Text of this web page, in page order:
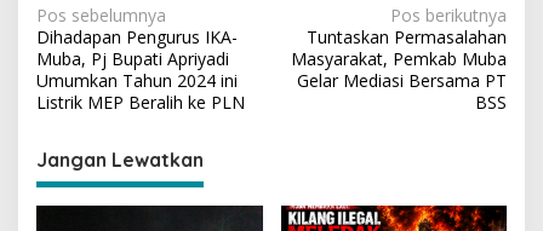
N
a
v
g
a
Pos sebelumnya
Dihadapan Pengurus IKA-
Muba, Pj Bupati Apriyadi
Umumkan Tahun 2024 ini
Listrik MEP Beralih ke PLN
Pos berikutnya
Tuntaskan Permasalahan
Masyarakat, Pemkab Muba
Gelar Mediasi Bersama PT
BSS
Jangan Lewatkan